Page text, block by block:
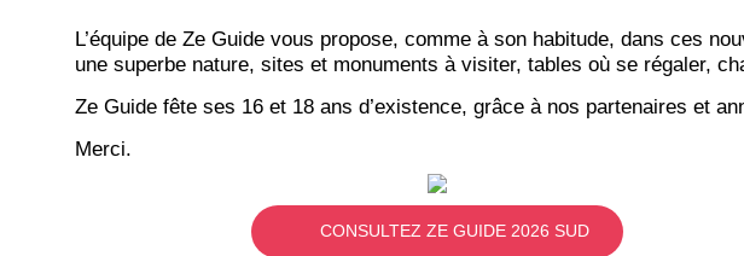
L’équipe de Ze Guide vous propose, comme à son habitude, dans ces
une superbe nature, sites et monuments à visiter, tables où se régaler,
Ze Guide fête ses 16 et 18 ans d’existence, grâce à nos partenaires et
Merci.
CONSULTEZ ZE GUIDE 2026 SUD